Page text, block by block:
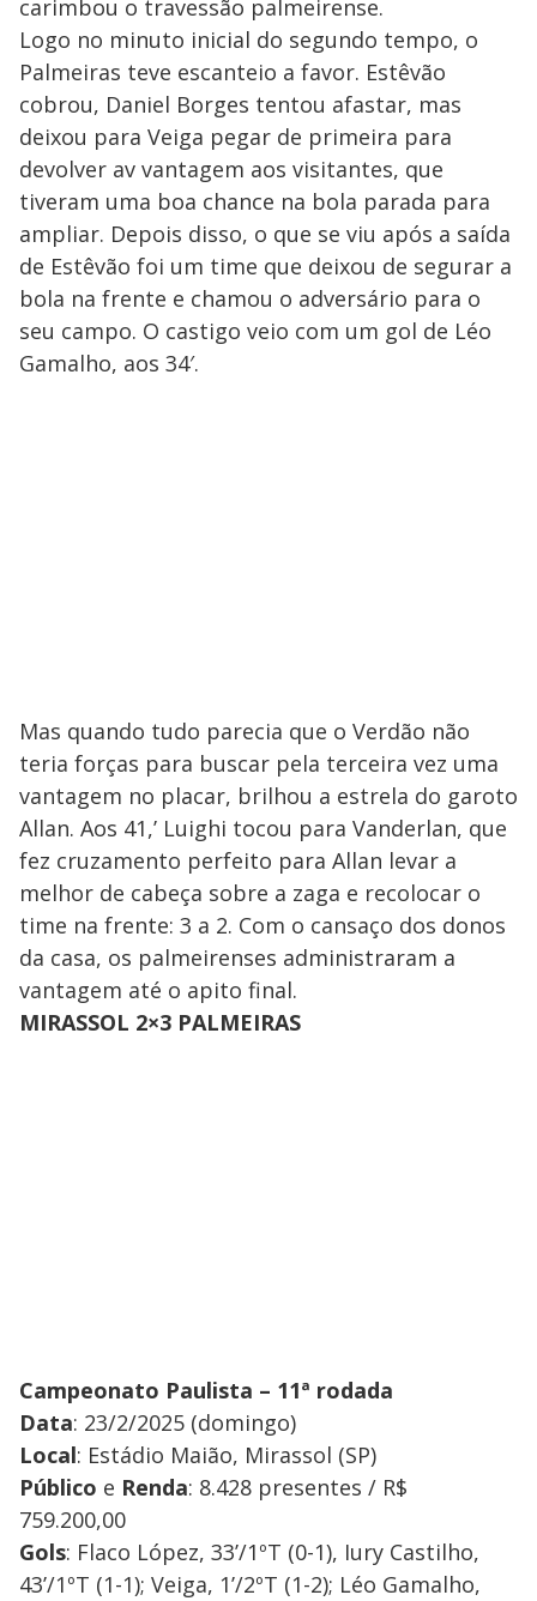
carimbou o travessão palmeirense.
Logo no minuto inicial do segundo tempo, o
Palmeiras teve escanteio a favor. Estêvão
cobrou, Daniel Borges tentou afastar, mas
deixou para Veiga pegar de primeira para
devolver av vantagem aos visitantes, que
tiveram uma boa chance na bola parada para
ampliar. Depois disso, o que se viu após a saída
de Estêvão foi um time que deixou de segurar a
bola na frente e chamou o adversário para o
seu campo. O castigo veio com um gol de Léo
Gamalho, aos 34′.
Mas quando tudo parecia que o Verdão não
teria forças para buscar pela terceira vez uma
vantagem no placar, brilhou a estrela do garoto
Allan. Aos 41,’ Luighi tocou para Vanderlan, que
fez cruzamento perfeito para Allan levar a
melhor de cabeça sobre a zaga e recolocar o
time na frente: 3 a 2. Com o cansaço dos donos
da casa, os palmeirenses administraram a
vantagem até o apito final.
MIRASSOL 2×3 PALMEIRAS
Campeonato Paulista – 11ª rodada
Data: 23/2/2025 (domingo)
Local: Estádio Maião, Mirassol (SP)
Público e Renda: 8.428 presentes / R$
759.200,00
Gols: Flaco López, 33’/1ºT (0-1), Iury Castilho,
43’/1ºT (1-1); Veiga, 1’/2ºT (1-2); Léo Gamalho,